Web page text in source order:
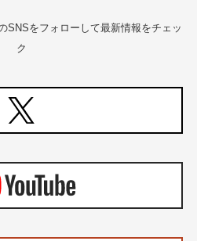
SNSをフォローして最新情報をチェッ
ク